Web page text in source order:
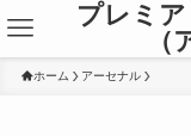
プレミ
（
ホーム アーセナル